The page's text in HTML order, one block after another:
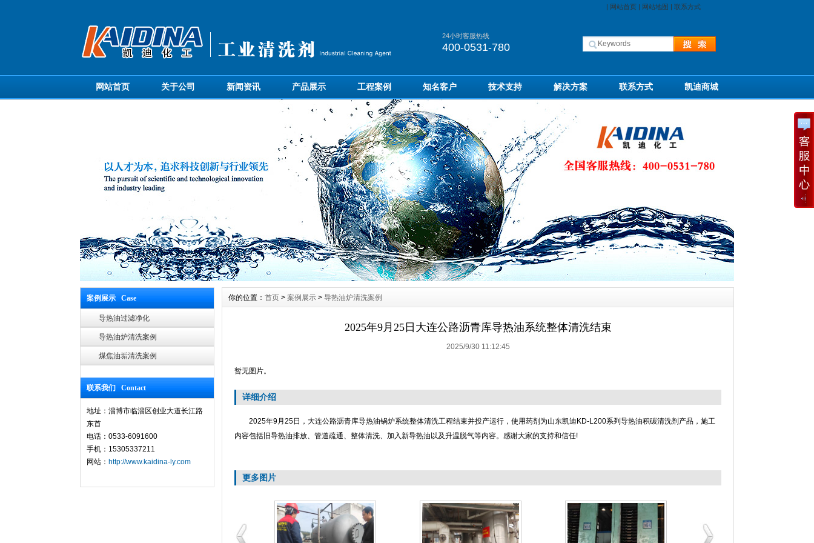
| 网站首页| 网站地图 | 联系方式
24小时客服热线
400-0531-780
网站首页 关于公司 新闻资讯 产品展示 工程案例 知名客户 技术支持 解决方案 联系方式 凯迪商城
案例展示 Case
导热油过滤净化
导热油炉清洗案例
煤焦油垢清洗案例
联系我们 Contact
地址：淄博市临淄区创业大道长江路
东首
电话：0533-6091600
手机：15305337211
网站： http://www.kaidina-ly.com
你的位置： 首页 > 案例展示 > 导热油炉清洗案例
2025年9月25日大连公路沥青库导热油系统整体清洗结束
2025/9/30 11:12:45
暂无图片。
详细介绍
2025年9月25日，大连公路沥青库导热油锅炉系统整体清洗工程结束并投产运行，使用药剂为山东凯迪KD-L200系列导热油积碳清洗剂产品，施工
内容包括旧导热油排放、管道疏通、整体清洗、加入新导热油以及升温脱气等内容。感谢大家的支持和信任!
更多图片